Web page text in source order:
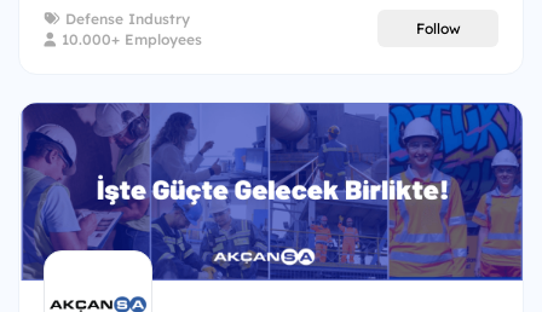
Defense Industry
10.000+ Employees
Follow